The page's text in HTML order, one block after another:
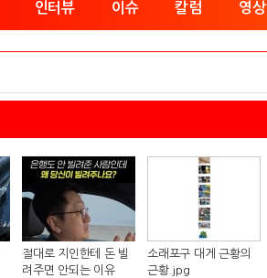
인터뷰 이슈 칼럼 영상
절대로 지인한테 돈 빌
려주면 안되는 이유
소래포구 대게 근황의
근황.jpg